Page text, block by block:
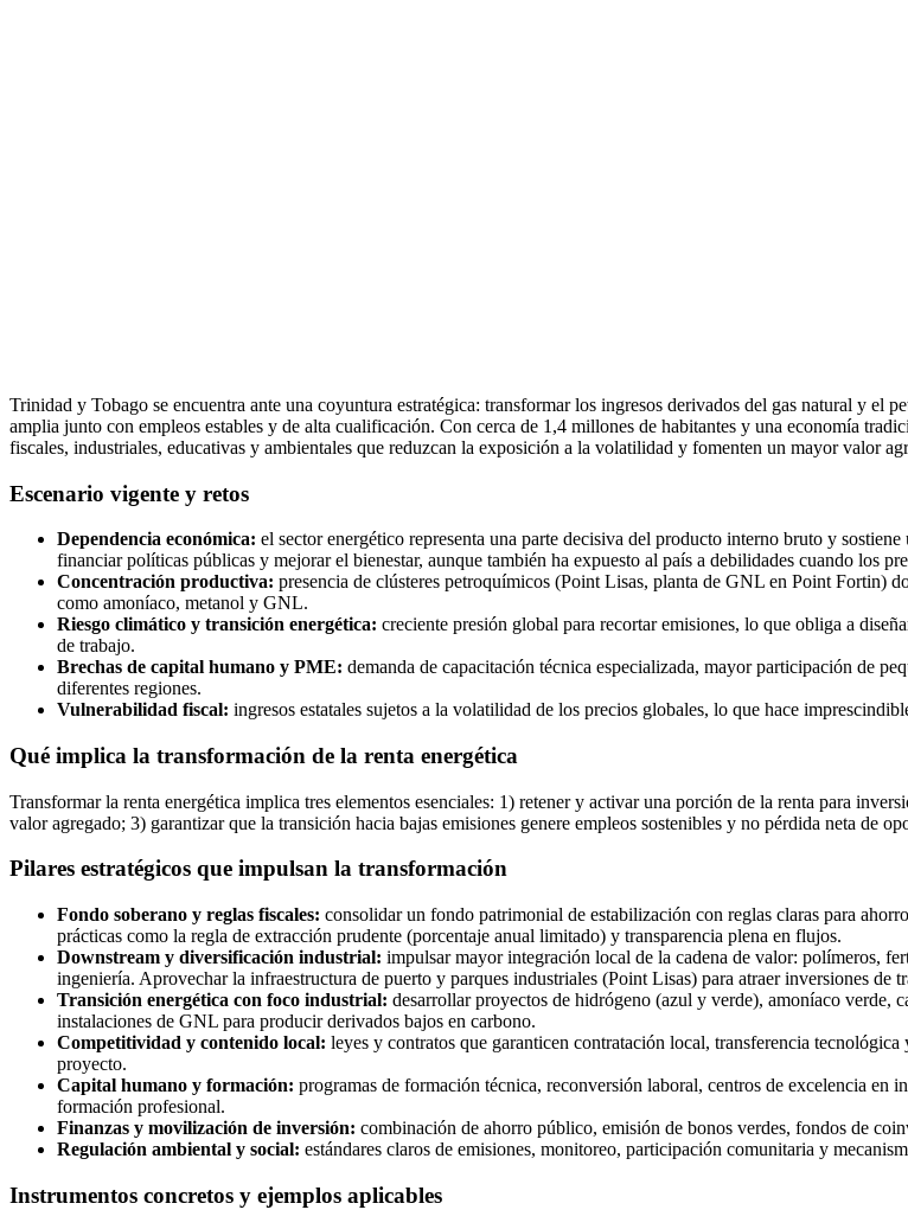
Trinidad y Tobago se encuentra ante una coyuntura estratégica: transformar los ingresos derivados del gas natural y
amplia junto con empleos estables y de alta cualificación. Con cerca de 1,4 millones de habitantes y una economía
fiscales, industriales, educativas y ambientales que reduzcan la exposición a la volatilidad y fomenten un mayor valor
Escenario vigente y retos
Dependencia económica: el sector energético representa una parte decisiva del producto interno bruto y
financiar políticas públicas y mejorar el bienestar, aunque también ha expuesto al país a debilidades cuando los
Concentración productiva: presencia de clústeres petroquímicos (Point Lisas, planta de GNL en Point Fortin)
como amoníaco, metanol y GNL.
Riesgo climático y transición energética: creciente presión global para recortar emisiones, lo que obliga a
de trabajo.
Brechas de capital humano y PME: demanda de capacitación técnica especializada, mayor participación de
diferentes regiones.
Vulnerabilidad fiscal: ingresos estatales sujetos a la volatilidad de los precios globales, lo que hace
Qué implica la transformación de la renta energética
Transformar la renta energética implica tres elementos esenciales: 1) retener y activar una porción de la renta para
valor agregado; 3) garantizar que la transición hacia bajas emisiones genere empleos sostenibles y no pérdida neta de
Pilares estratégicos que impulsan la transformación
Fondo soberano y reglas fiscales: consolidar un fondo patrimonial de estabilización con reglas claras para
prácticas como la regla de extracción prudente (porcentaje anual limitado) y transparencia plena en flujos.
Downstream y diversificación industrial: impulsar mayor integración local de la cadena de valor: polímeros,
ingeniería. Aprovechar la infraestructura de puerto y parques industriales (Point Lisas) para atraer inversiones de
Transición energética con foco industrial: desarrollar proyectos de hidrógeno (azul y verde), amoníaco verde,
instalaciones de GNL para producir derivados bajos en carbono.
Competitividad y contenido local: leyes y contratos que garanticen contratación local, transferencia
proyecto.
Capital humano y formación: programas de formación técnica, reconversión laboral, centros de excelencia en
formación profesional.
Finanzas y movilización de inversión: combinación de ahorro público, emisión de bonos verdes, fondos de
Regulación ambiental y social: estándares claros de emisiones, monitoreo, participación comunitaria y
Instrumentos concretos y ejemplos aplicables